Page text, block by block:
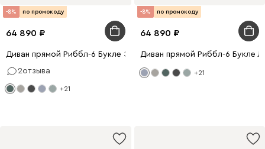
-8% по промокоду
64 890
Диван прямой Риббл-6 Букле Зеленый
2отзыва
+21
-8% по промокоду
64 890
Диван прямой Риббл-6 Букле
+21